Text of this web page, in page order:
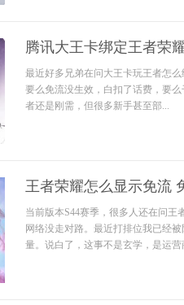
腾讯大王卡绑定王者荣
最近好多兄弟在问大王卡玩王者怎
要么免流没生效，白扣了话费，要
者还是刚需，但很多新手甚至部...
王者荣耀怎么显示免流
当前版本S44赛季，很多人还在问王
网络没走对路。最近打排位我已经
量。说白了，这事不是玄学，是运